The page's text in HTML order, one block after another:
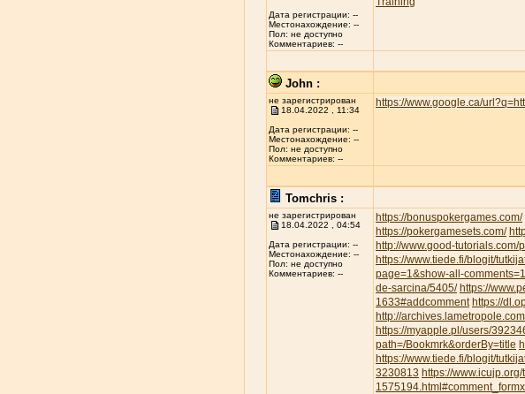
Дата регистрации: --
Местонахождение: --
Пол: не доступно
Комментариев: --
John :
не зарегистрирован
18.04.2022 , 11:34
Дата регистрации: --
Местонахождение: --
Пол: не доступно
Комментариев: --
https://www.google.ca/
Tomchris :
не зарегистрирован
18.04.2022 , 04:54
Дата регистрации: --
Местонахождение: --
Пол: не доступно
Комментариев: --
https://bonuspokergames.com/
https://pokergamesets.com/
http://www.good-
https://www.tiede.fi/blogit/
page=1&show-all-
de-sarcina/5405/ https://
1633#addcomment https://
http://
https://myapple.pl/users/
path=/Bookmrk&orderBy=title
https://www.tiede.fi/blogit/
3230813 https://
1575194.html#comment_formx